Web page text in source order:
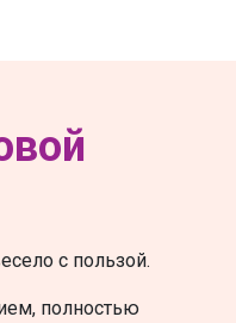
с пользой.
полностью